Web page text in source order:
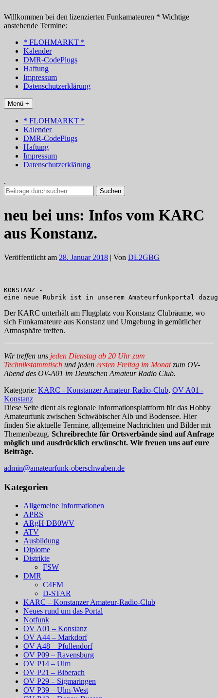
Inhalt
springen
Willkommen bei den lizenzierten Funkamateuren * Wichtige
anstehende Termine:
* FLOHMARKT *
Kalender
DMR-CodePlugs
Haftung
Impressum
Datenschutzerklärung
Menü +
* FLOHMARKT *
Kalender
DMR-CodePlugs
Haftung
Impressum
Datenschutzerklärung
.
Suchen
nach:
neu bei uns: Infos vom KARC
aus Konstanz.
Veröffentlicht am 28. Januar 2018 | Von DL2GBG
KONSTANZ -
eine neue Rubrik ist in unserem Amateurfunkportal
Der KARC unterhält am Flugplatz von Konstanz Clubräume, wo
sich Funkamateure aus Konstanz und Umgebung in gemütlicher
Atmosphäre treffen.
Wir treffen uns jeden Dienstag ab 20 Uhr zum
Technikstammtisch und jeden ersten Freitag im Monatzum OV-
Abend des OV-A01 im Deutschen Amateur Radio Club.
Kategorie: KARC - Konstanzer Amateur-Radio-Club, OV A01 -
Konstanz
Diese Seite dient als regionale Informationsplattform für das Hobby
Amateurfunk zwischen Schwäbischer Alb und Bodensee. Hier
finden Sie aktuelle Termine, allgemeine Nachrichten und Bilder mit
Themenbezug. Schreibrechte für Ortsverbände sind auf Anfrage
möglich und ausdrücklich erwünscht. Wir freuen uns auf eure
Beiträge.
admin@amateurfunk-oberschwaben.de
Kategorien
Allgemeine Informationen
APRS
ARgH DB0WV
ATV
Ausbildung
Diplome
Distrikte
FSW
DMR
C4FM
D-STAR
KARC – Konstanzer Amateur-Radio-Club
Neues rund um das Portal
Notfunk
OV A01 – Konstanz
OV A44 – Markdorf
OV A48 – Pfullendorf
OV P09 – Ravensburg
OV P14 – Ulm
OV P21 – Biberach
OV P29 – Sigmaringen
OV P39 – Ulm-West